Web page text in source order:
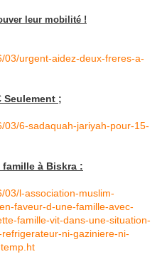
leur mobilité !
03/urgent-aidez-deux-freres-a-
Seulement ;
03/6-sadaquah-jariyah-pour-15-
à Biskra :
03/l-association-muslim-
faveur-d-une-famille-avec-
famille-vit-dans-une-situation-
ni-gaziniere-ni-